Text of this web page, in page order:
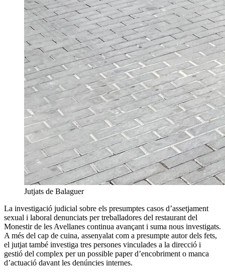
Jutjats de Balaguer
La investigació judicial sobre els presumptes casos d’assetjament
sexual i laboral denunciats per treballadores del restaurant del
Monestir de les Avellanes continua avançant i suma nous investigats.
A més del cap de cuina, assenyalat com a presumpte autor dels fets,
el jutjat també investiga tres persones vinculades a la direcció i
gestió del complex per un possible paper d’encobriment o manca
d’actuació davant les denúncies internes.